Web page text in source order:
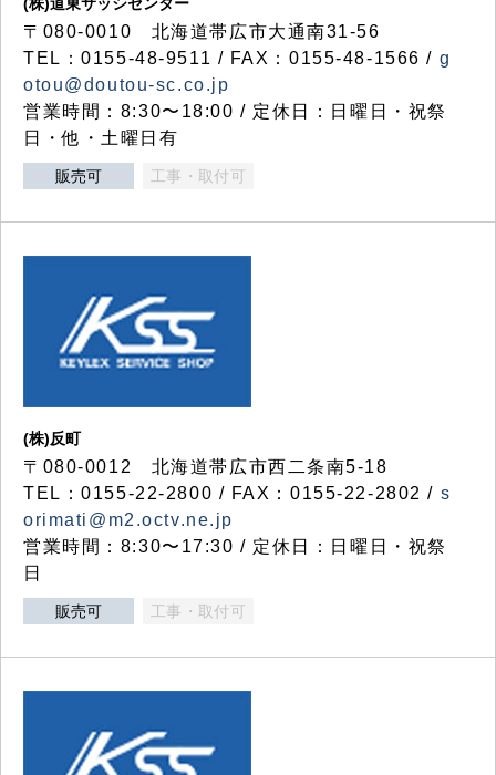
〒080-0010 北海道帯広市大通南31-56
TEL：0155-48-9511 / FAX：0155-48-1566 / g
otou@doutou-sc.co.jp
営業時間：8:30〜18:00 / 定休日：日曜日・祝祭
日・他・土曜日有
販売可 工事・取付可
(株)反町
〒080-0012 北海道帯広市西二条南5-18
TEL：0155-22-2800 / FAX：0155-22-2802 / s
orimati@m2.octv.ne.jp
営業時間：8:30〜17:30 / 定休日：日曜日・祝祭
日
販売可 工事・取付可